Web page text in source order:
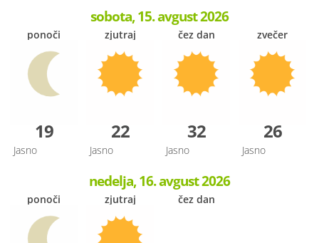
sobota, 15. avgust 2026
ponoči
19
Jasno
zjutraj
22
Jasno
čez dan
32
Jasno
zvečer
26
Jasno
nedelja, 16. avgust 2026
ponoči zjutraj čez dan